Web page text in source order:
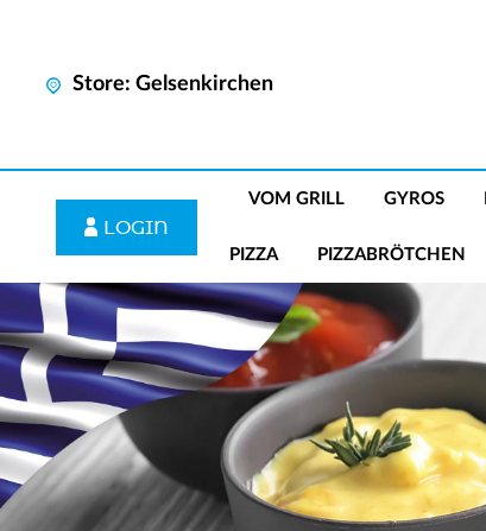
Store: Gelsenkirchen
LOGIN
VOM GRILL GYROS
PIZZA PIZZABRÖTCHEN